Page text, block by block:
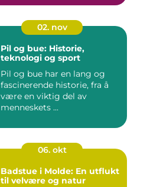
02. nov
Pil og bue: Historie,
teknologi og sport
Pil og bue har en lang og
fascinerende historie, fra å
være en viktig del av
menneskets ...
06. okt
Badstue i Molde: En utflukt
til velvære og natur